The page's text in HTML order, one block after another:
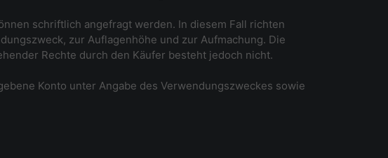
schriftlich angefragt werden. In diesem Fall richten
zur Auflagenhöhe und zur Aufmachung. Die
Rechte durch den Käufer besteht jedoch nicht.
Konto unter Angabe des Verwendungszweckes sowie